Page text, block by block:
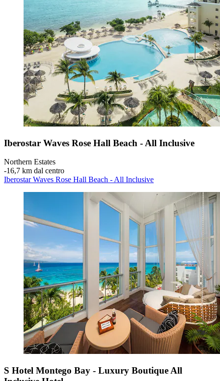
Iberostar Waves Rose Hall Beach - All Inclusive
Northern Estates
‐16,7 km dal centro
Iberostar Waves Rose Hall Beach - All Inclusive
S Hotel Montego Bay - Luxury Boutique All